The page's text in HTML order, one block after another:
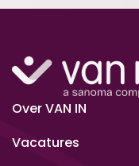
Over VAN IN
Vacatures